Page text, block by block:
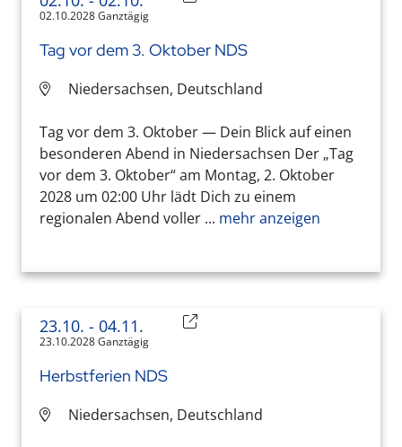
02.10.2028 Ganztägig
Tag vor dem 3. Oktober NDS
Niedersachsen, Deutschland
Tag vor dem 3. Oktober — Dein Blick auf einen
besonderen Abend in Niedersachsen Der „Tag
vor dem 3. Oktober“ am Montag, 2. Oktober
2028 um 02:00 Uhr lädt Dich zu einem
regionalen Abend voller ... mehr anzeigen
23.10. - 04.11.
23.10.2028 Ganztägig
Herbstferien NDS
Niedersachsen, Deutschland